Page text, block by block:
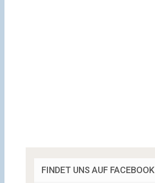
FINDET UNS AUF FACEBOOK